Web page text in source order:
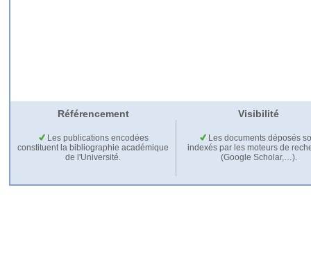
Référencement Visibilité
Les publications encodées
constituent la bibliographie académique
de l'Université.
Les documents déposés
indexés par les moteurs de
(Google Scholar,…).